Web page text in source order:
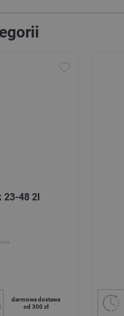
23-48 2l
darmowa dostawa
od 300 zł